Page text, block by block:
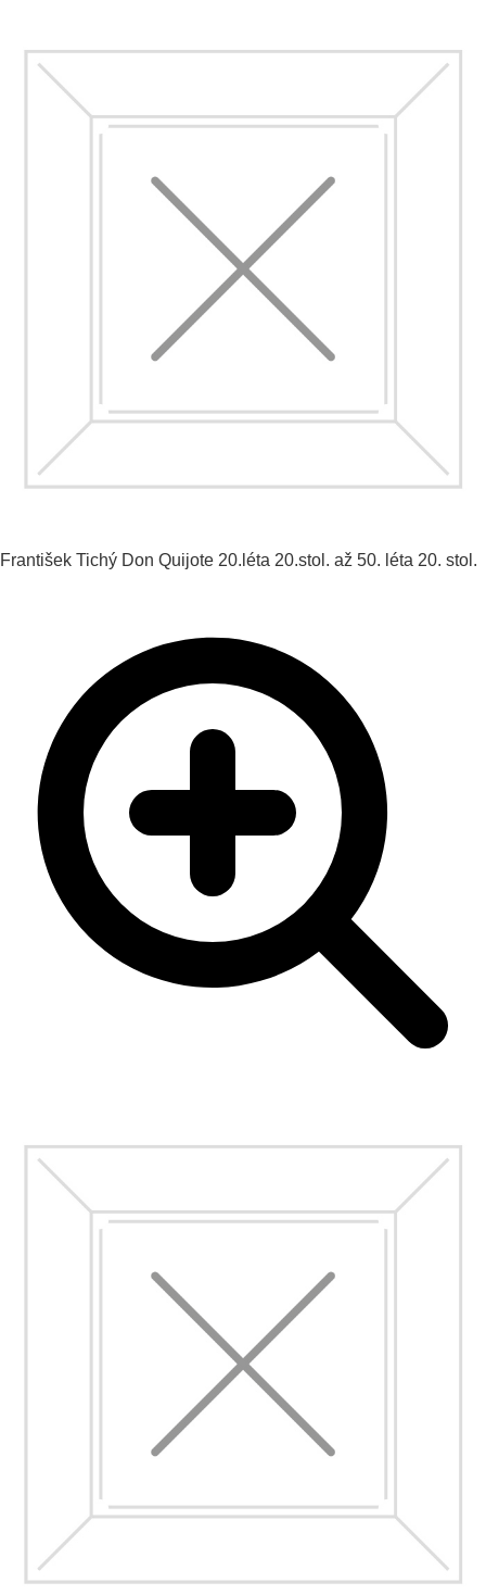
František Tichý Don Quijote 20.léta 20.stol. až 50. léta 20. stol.